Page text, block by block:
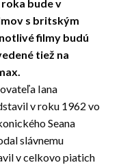
bude v
s britským
filmy budú
tiež na
Iana
v roku 1962 vo
Seana
slávnemu
v celkovo piatich